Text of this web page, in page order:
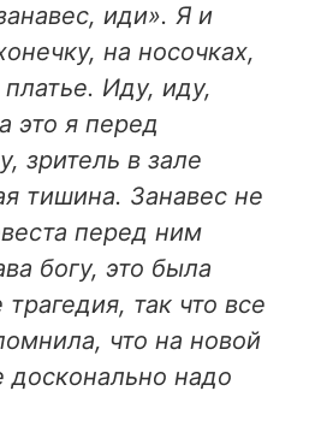
иди». Я и
на носочках,
Иду, иду,
это я перед
зритель в зале
тишина. Занавес не
перед ним
богу, это была
так что все
что на новой
надо